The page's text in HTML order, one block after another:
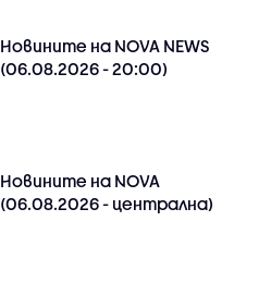
Новините на NOVA NEWS
(06.08.2026 - 20:00)
Новините на NOVA
(06.08.2026 - централна)